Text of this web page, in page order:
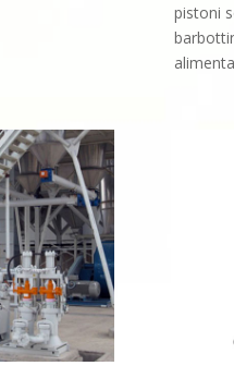
pistoni